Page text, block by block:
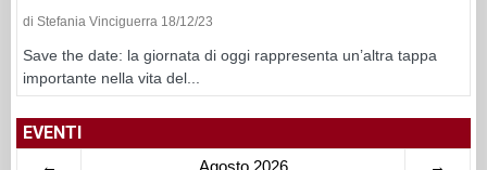
di Stefania Vinciguerra 18/12/23
Save the date: la giornata di oggi rappresenta un’altra tappa
importante nella vita del...
EVENTI
← Agosto 2026 →